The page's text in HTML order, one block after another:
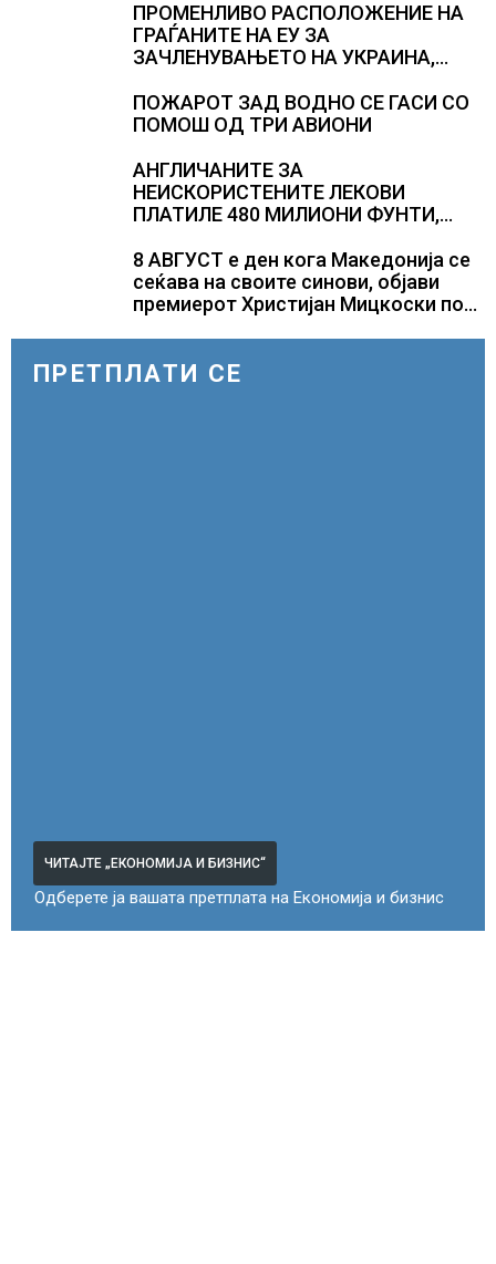
ПРОМЕНЛИВО РАСПОЛОЖЕНИЕ НА
ГРАЃАНИТЕ НА ЕУ ЗА
ЗАЧЛЕНУВАЊЕТО НА УКРАИНА,
Полска, Франција и Германија
ПОЖАРОТ ЗАД ВОДНО СЕ ГАСИ СО
ПОМОШ ОД ТРИ АВИОНИ
АНГЛИЧАНИТЕ ЗА
НЕИСКОРИСТЕНИТЕ ЛЕКОВИ
ПЛАТИЛЕ 480 МИЛИОНИ ФУНТИ,
само лекови што навистина им се
потребни
8 АВГУСТ е ден кога Македонија се
сеќава на своите синови, објави
премиерот Христијан Мицкоски по
прилепски бранители
ПРЕТПЛАТИ СЕ
ЧИТАЈТЕ „ЕКОНОМИЈА И БИЗНИС“
Одберете ја вашата претплата на Економија и бизнис